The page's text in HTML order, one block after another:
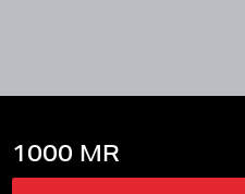
1000 MR